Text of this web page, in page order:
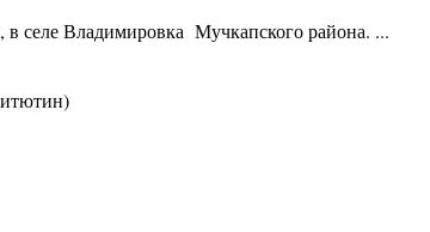
селе Владимировка Мучкапского района. ...